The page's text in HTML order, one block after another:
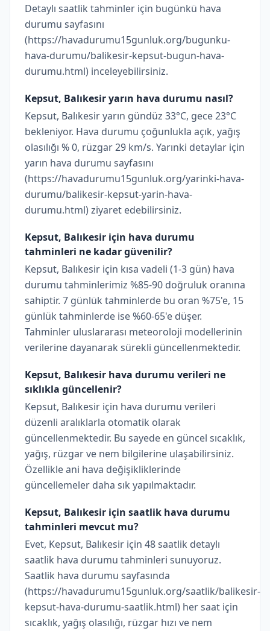
Detaylı saatlik tahminler için bugünkü hava
durumu sayfasını
(https://havadurumu15gunluk.org/bugunku-
hava-durumu/balikesir-kepsut-bugun-hava-
durumu.html) inceleyebilirsiniz.
Kepsut, Balıkesir yarın hava durumu nasıl?
Kepsut, Balıkesir yarın gündüz 33°C, gece 23°C
bekleniyor. Hava durumu çoğunlukla açık, yağış
olasılığı % 0, rüzgar 29 km/s. Yarınki detaylar için
yarın hava durumu sayfasını
(https://havadurumu15gunluk.org/yarinki-hava-
durumu/balikesir-kepsut-yarin-hava-
durumu.html) ziyaret edebilirsiniz.
Kepsut, Balıkesir için hava durumu
tahminleri ne kadar güvenilir?
Kepsut, Balıkesir için kısa vadeli (1-3 gün) hava
durumu tahminlerimiz %85-90 doğruluk oranına
sahiptir. 7 günlük tahminlerde bu oran %75'e, 15
günlük tahminlerde ise %60-65'e düşer.
Tahminler uluslararası meteoroloji modellerinin
verilerine dayanarak sürekli güncellenmektedir.
Kepsut, Balıkesir hava durumu verileri ne
sıklıkla güncellenir?
Kepsut, Balıkesir için hava durumu verileri
düzenli aralıklarla otomatik olarak
güncellenmektedir. Bu sayede en güncel sıcaklık,
yağış, rüzgar ve nem bilgilerine ulaşabilirsiniz.
Özellikle ani hava değişikliklerinde
güncellemeler daha sık yapılmaktadır.
Kepsut, Balıkesir için saatlik hava durumu
tahminleri mevcut mu?
Evet, Kepsut, Balıkesir için 48 saatlik detaylı
saatlik hava durumu tahminleri sunuyoruz.
Saatlik hava durumu sayfasında
(https://havadurumu15gunluk.org/saatlik/balikesir-
kepsut-hava-durumu-saatlik.html) her saat için
sıcaklık, yağış olasılığı, rüzgar hızı ve nem